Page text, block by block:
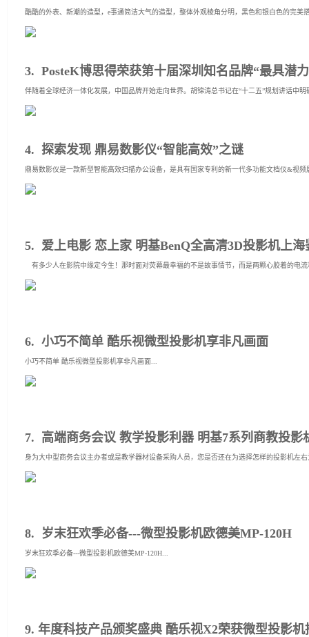
酷酷的外表、新潮的造型，e事通简洁大气的造型，整体外观棱角分明，黑色和银白色的完
3. PosteK博思得荣获第十届深圳知名品牌“最具潜
伴随着全球经济一体化发展，中国品牌开始走向世界。胡锦涛总书记在“十二五”规划讲话
4. 探索发现 鼎易数影仪“智能高效”之谜
鼎易数影仪是一款新型智能高效扫描办公设备，是具有国家专利的新一代多功能文档仪&视
5. 爱上电影 恋上家 明基BenQ全高清3D投影机上
有多少人在影院中缘定今生！那时面对荧幕最幸福的不是故事情节，而是两颗心胶着的电
6. 小巧不简单 酷乐视微型投影机享非凡画面
小巧不简单 酷乐视微型投影机享非凡画面...
7. 高端商务会议 教学投影利器 明基7系列商教投
身为大中型商务会议主办者或是教学器材设备采购人员，您是否还在为选择怎样的投影机左
8. 岁末狂欢季必备---微型投影机欧德美MP-120H
岁末狂欢季必备---微型投影机欧德美MP-120H...
9. 年度科技产品颁奖盛典 酷乐视X2荣获微型投影机